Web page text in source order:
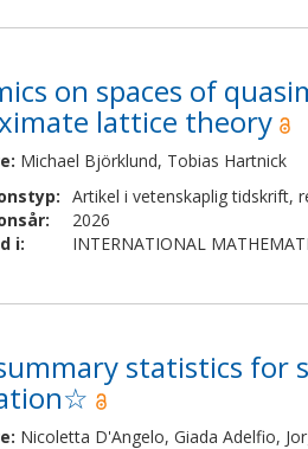
on spaces of
lattice theory
: Michael Björklund, Tobias Hartnick
: Artikel i vetenskaplig tidskrift,
:
2026
i: INTERNATIONAL
statistics for
: Nicoletta D'Angelo, Giada Adelfio,